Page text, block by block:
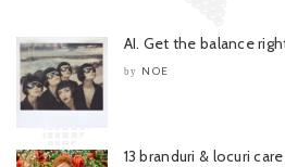
AI. Get the balance
by NOE
13 branduri & locuri